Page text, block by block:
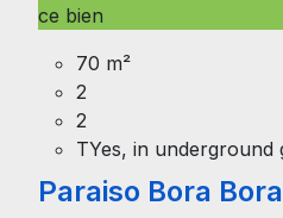
ce bien
70 m²
2
2
TYes, in underground
Paraiso Bora